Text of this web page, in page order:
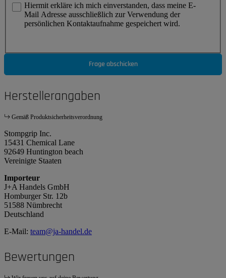
Hiermit erkläre ich mich einverstanden, dass meine E-
Mail Adresse ausschließlich zur Verwendung der
persönlichen Kontaktaufnahme gespeichert wird.
Frage abschicken
Herstellerangaben
Gemäß Produktsicherheitsverordnung
Stompgrip Inc.
15431 Chemical Lane
92649 Huntington beach
Vereinigte Staaten
Importeur
J+A Handels GmbH
Homburger Str. 12b
51588 Nümbrecht
Deutschland
E-Mail: team@ja-handel.de
Bewertungen